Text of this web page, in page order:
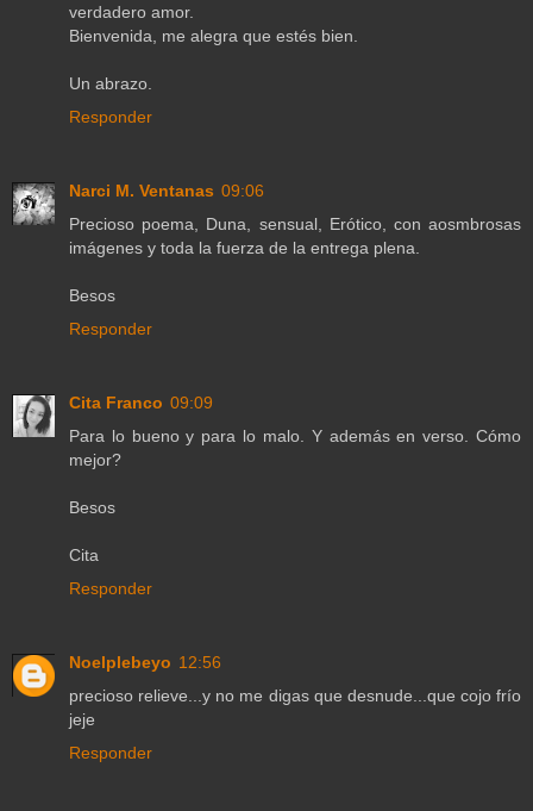
verdadero amor.
Bienvenida, me alegra que estés bien.
Un abrazo.
Responder
Narci M. Ventanas 09:06
Precioso poema, Duna, sensual, Erótico, con aosmbrosas
imágenes y toda la fuerza de la entrega plena.
Besos
Responder
Cita Franco 09:09
Para lo bueno y para lo malo. Y además en verso. Cómo
mejor?
Besos
Cita
Responder
Noelplebeyo 12:56
precioso relieve...y no me digas que desnude...que cojo frío
jeje
Responder